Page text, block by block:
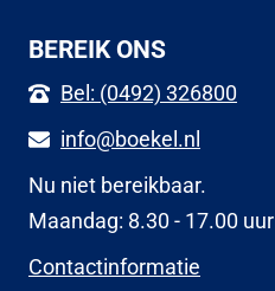
BEREIK ONS
Bel: (0492) 326800
info@boekel.nl
Nu niet bereikbaar.
Maandag: 8.30 - 17.00 uur
Contactinformatie